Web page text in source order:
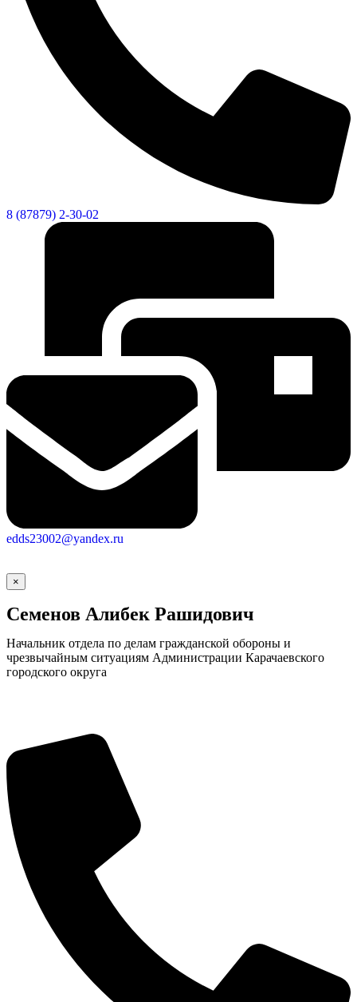
8 (87879) 2-30-02
edds23002@yandex.ru
×
Семенов Алибек Рашидович
Начальник отдела по делам гражданской обороны и
чрезвычайным ситуациям Администрации Карачаевского
городского округа